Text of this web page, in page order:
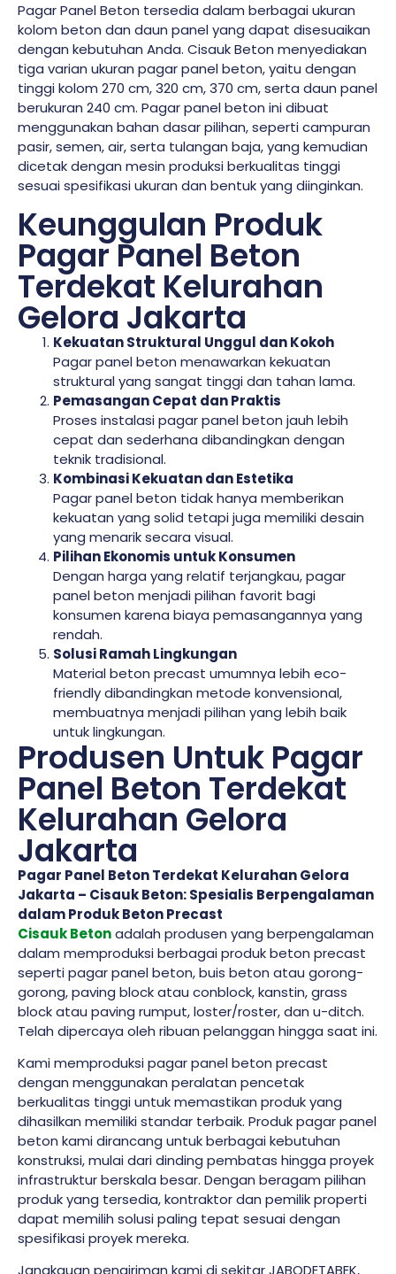
Pagar Panel Beton tersedia dalam berbagai ukuran
kolom beton dan daun panel yang dapat disesuaikan
dengan kebutuhan Anda. Cisauk Beton menyediakan
tiga varian ukuran pagar panel beton, yaitu dengan
tinggi kolom 270 cm, 320 cm, 370 cm, serta daun panel
berukuran 240 cm. Pagar panel beton ini dibuat
menggunakan bahan dasar pilihan, seperti campuran
pasir, semen, air, serta tulangan baja, yang kemudian
dicetak dengan mesin produksi berkualitas tinggi
sesuai spesifikasi ukuran dan bentuk yang diinginkan.
Keunggulan Produk
Pagar Panel Beton
Terdekat Kelurahan
Gelora Jakarta
Kekuatan Struktural Unggul dan Kokoh
Pagar panel beton menawarkan kekuatan
struktural yang sangat tinggi dan tahan lama.
Pemasangan Cepat dan Praktis
Proses instalasi pagar panel beton jauh lebih
cepat dan sederhana dibandingkan dengan
teknik tradisional.
Kombinasi Kekuatan dan Estetika
Pagar panel beton tidak hanya memberikan
kekuatan yang solid tetapi juga memiliki desain
yang menarik secara visual.
Pilihan Ekonomis untuk Konsumen
Dengan harga yang relatif terjangkau, pagar
panel beton menjadi pilihan favorit bagi
konsumen karena biaya pemasangannya yang
rendah.
Solusi Ramah Lingkungan
Material beton precast umumnya lebih eco-
friendly dibandingkan metode konvensional,
membuatnya menjadi pilihan yang lebih baik
untuk lingkungan.
Produsen Untuk Pagar
Panel Beton Terdekat
Kelurahan Gelora
Jakarta
Pagar Panel Beton Terdekat Kelurahan Gelora
Jakarta – Cisauk Beton: Spesialis Berpengalaman
dalam Produk Beton Precast
Cisauk Betonadalah produsen yang berpengalaman
dalam memproduksi berbagai produk beton precast
seperti pagar panel beton, buis beton atau gorong-
gorong, paving block atau conblock, kanstin, grass
block atau paving rumput, loster/roster, dan u-ditch.
Telah dipercaya oleh ribuan pelanggan hingga saat ini.
Kami memproduksi pagar panel beton precast
dengan menggunakan peralatan pencetak
berkualitas tinggi untuk memastikan produk yang
dihasilkan memiliki standar terbaik. Produk pagar panel
beton kami dirancang untuk berbagai kebutuhan
konstruksi, mulai dari dinding pembatas hingga proyek
infrastruktur berskala besar. Dengan beragam pilihan
produk yang tersedia, kontraktor dan pemilik properti
dapat memilih solusi paling tepat sesuai dengan
spesifikasi proyek mereka.